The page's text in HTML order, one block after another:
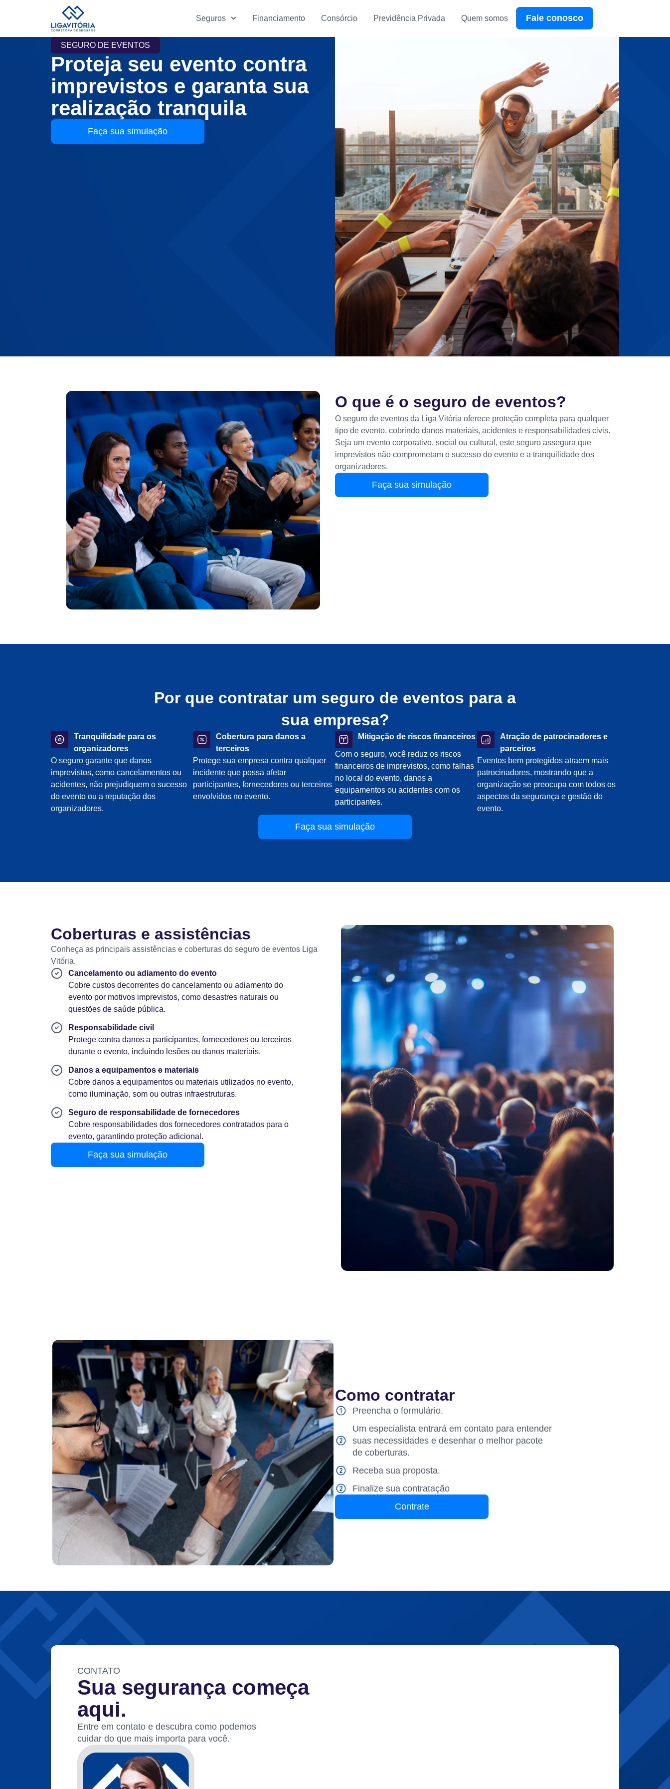
Seguros Financiamento Consórcio Previdência Privada Quem somos Fale conosco
SEGURO DE EVENTOS
Proteja seu evento contra
imprevistos e garanta sua
realização tranquila
Faça sua simulação
O que é o seguro de eventos?
O seguro de eventos da Liga Vitória oferece proteção completa para qualquer
tipo de evento, cobrindo danos materiais, acidentes e responsabilidades civis.
Seja um evento corporativo, social ou cultural, este seguro assegura que
imprevistos não comprometam o sucesso do evento e a tranquilidade dos
organizadores.
Faça sua simulação
Por que contratar um seguro de eventos para a
sua empresa?
Tranquilidade para os
organizadores
O seguro garante que danos
imprevistos, como cancelamentos ou
acidentes, não prejudiquem o sucesso
do evento ou a reputação dos
organizadores.
Cobertura para danos a
terceiros
Protege sua empresa contra qualquer
incidente que possa afetar
participantes, fornecedores ou terceiros
envolvidos no evento.
Mitigação de riscos financeiros
Com o seguro, você reduz os riscos
financeiros de imprevistos, como falhas
no local do evento, danos a
equipamentos ou acidentes com os
participantes.
Atração de patrocinadores e
parceiros
Eventos bem protegidos atraem mais
patrocinadores, mostrando que a
organização se preocupa com todos os
aspectos da segurança e gestão do
evento.
Faça sua simulação
Coberturas e assistências
Conheça as principais assistências e coberturas do seguro de eventos Liga
Vitória.
Cancelamento ou adiamento do evento
Cobre custos decorrentes do cancelamento ou adiamento do
evento por motivos imprevistos, como desastres naturais ou
questões de saúde pública.
Responsabilidade civil
Protege contra danos a participantes, fornecedores ou terceiros
durante o evento, incluindo lesões ou danos materiais.
Danos a equipamentos e materiais
Cobre danos a equipamentos ou materiais utilizados no evento,
como iluminação, som ou outras infraestruturas.
Seguro de responsabilidade de fornecedores
Cobre responsabilidades dos fornecedores contratados para o
evento, garantindo proteção adicional.
Faça sua simulação
Como contratar
Preencha o formulário.
Um especialista entrará em contato para entender
suas necessidades e desenhar o melhor pacote
de coberturas.
Receba sua proposta.
Finalize sua contratação
Contrate
CONTATO
Sua segurança começa
aqui.
Entre em contato e descubra como podemos
cuidar do que mais importa para você.